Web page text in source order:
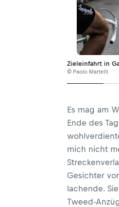
Zieleinfahrt in
© Paolo Martelli
Es mag am
Ende des
mich nicht
Gesichter
lachende.
Tweed-